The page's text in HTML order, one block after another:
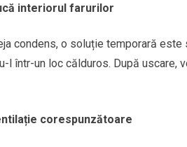
interiorul farurilor
condens, o soluție temporară
l într-un loc călduros. După
corespunzătoare